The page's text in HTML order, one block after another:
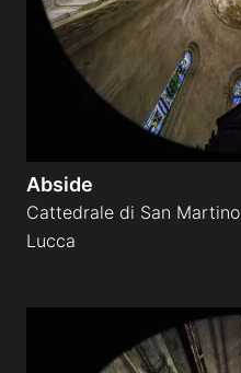
Abside
Cattedrale di San Martino
Lucca